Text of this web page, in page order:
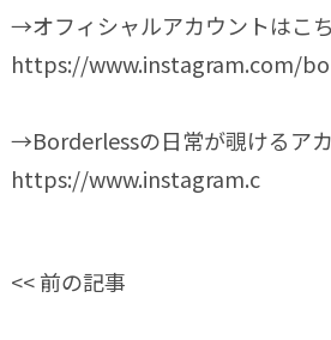
→オフィシャルアカウントはこ
https://www.instagram.com/
→Borderlessの日常が覗けるア
https://www.instagram.c
<<前の記事